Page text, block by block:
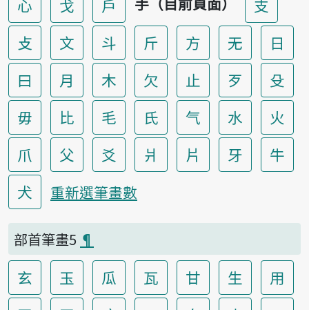
心 戈 戶
支
攴
文 斗 斤 方 无
日
曰
月 木 欠 止 歹
殳
毋
比 毛 氏 气 水
火
爪
父 爻 爿 片 牙
牛
犬
重新選筆畫數
部首筆畫5 ¶
玄 玉 瓜 瓦 甘 生
用